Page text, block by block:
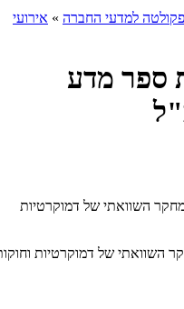
למדעי החברה » אירועי
ספר מדע
השוואתי של דמוקרטיות